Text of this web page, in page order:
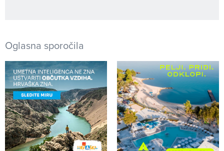
Oglasna sporočila